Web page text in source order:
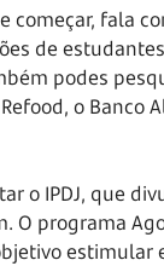
começar, fala
de
podes
o Banco
o IPDJ, que
O programa
estimular